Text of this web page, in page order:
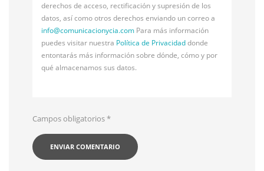
derechos de acceso, rectificación y supresión de los
datos, así como otros derechos enviando un correo a
info@comunicacionycia.com Para más información
puedes visitar nuestra Política de Privacidaddonde
entontarás más información sobre dónde, cómo y por
qué almacenamos sus datos.
Campos obligatorios*